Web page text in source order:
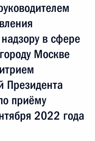
в сфере
Москве
приёму
2022 года